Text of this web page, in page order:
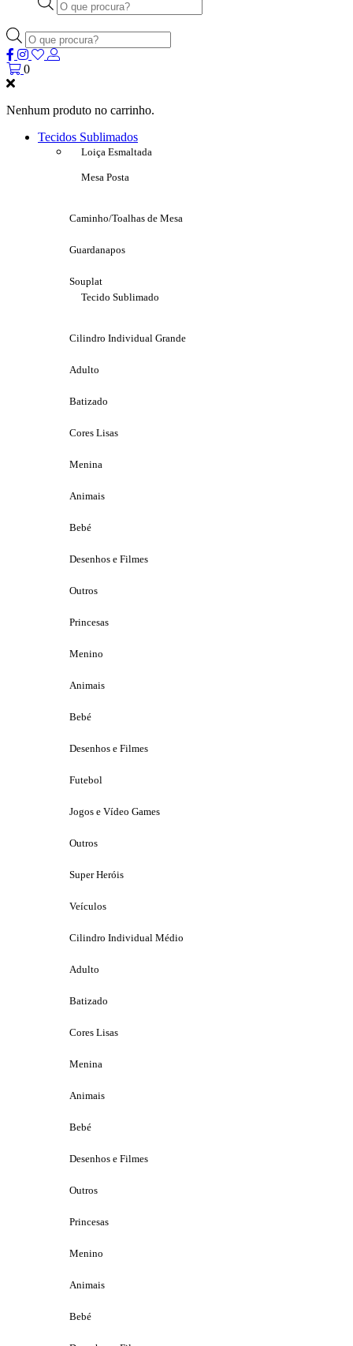
search
Products
search
0
Nenhum produto no carrinho.
Tecidos Sublimados
Loiça Esmaltada
Mesa Posta
Caminho/Toalhas de Mesa
Guardanapos
Souplat
Tecido Sublimado
Cilindro Individual Grande
Adulto
Batizado
Cores Lisas
Menina
Animais
Bebé
Desenhos e Filmes
Outros
Princesas
Menino
Animais
Bebé
Desenhos e Filmes
Futebol
Jogos e Vídeo Games
Outros
Super Heróis
Veículos
Cilindro Individual Médio
Adulto
Batizado
Cores Lisas
Menina
Animais
Bebé
Desenhos e Filmes
Outros
Princesas
Menino
Animais
Bebé